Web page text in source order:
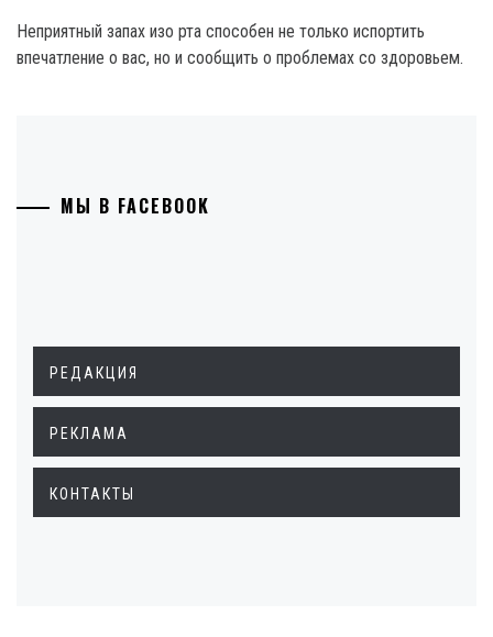
Неприятный запах изо рта способен не только испортить
впечатление о вас, но и сообщить о проблемах со здоровьем.
МЫ В FACEBOOK
РЕДАКЦИЯ
РЕКЛАМА
КОНТАКТЫ